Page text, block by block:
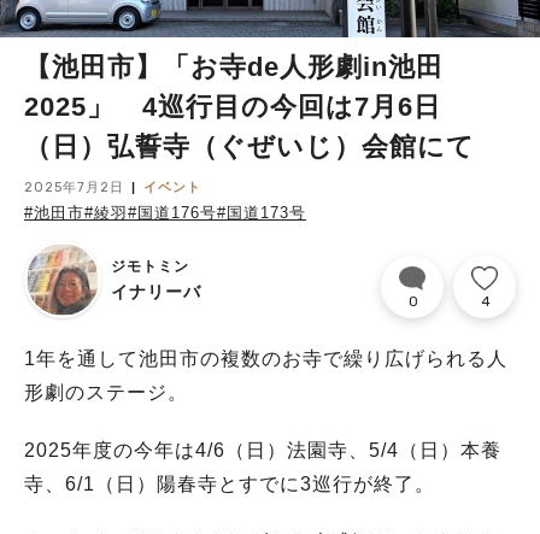
【池田市】「お寺de人形劇in池田
2025」 4巡行目の今回は7月6日
（日）弘誓寺（ぐぜいじ）会館にて
2025年7月2日 イベント
#池田市#綾羽 #国道176号#国道173号
ジモトミン
イナリーバ 0 4
1年を通して池田市の複数のお寺で繰り広げられる人
形劇のステージ。
2025年度の今年は4/6（日）法園寺、5/4（日）本養
寺、6/1（日）陽春寺とすでに3巡行が終了。